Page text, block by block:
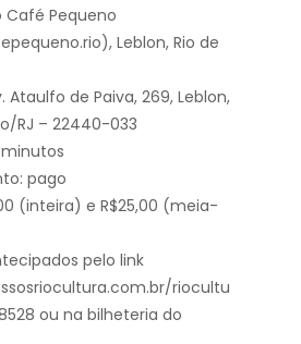
Café Pequeno
Leblon, Rio de
Ataulfo de Paiva, 269, Leblon,
RJ – 22440-033
pago
(inteira) e R$25,00 (meia-
pelo link
riocultu
ou na bilheteria do